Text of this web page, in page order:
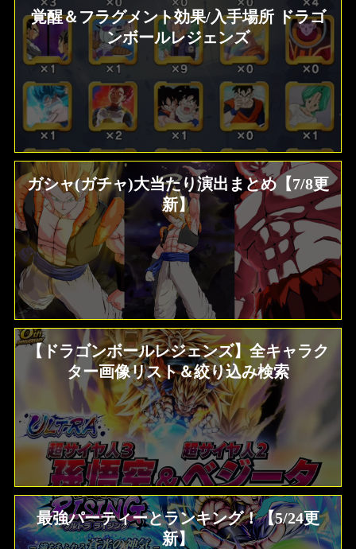
覚醒＆フラグメント効果/入手場所 ドラゴ
ンボールレジェンズ
ガシャ(ガチャ)大当たり演出まとめ【7/8更
新】
【ドラゴンボールレジェンズ】全キャラク
ター画像リスト＆絞り込み検索
最強パーティーとランキング！【5/24更
新】